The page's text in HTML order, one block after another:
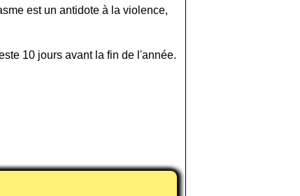
est un antidote à la violence,
10 jours avant la fin de l'année.